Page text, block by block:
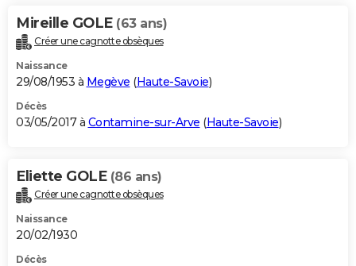
Mireille GOLE (63 ans)
Créer une cagnotte obsèques
Naissance
29/08/1953 à Megève (Haute-Savoie)
Décès
03/05/2017 à Contamine-sur-Arve (Haute-Savoie)
Eliette GOLE (86 ans)
Créer une cagnotte obsèques
Naissance
20/02/1930
Décès